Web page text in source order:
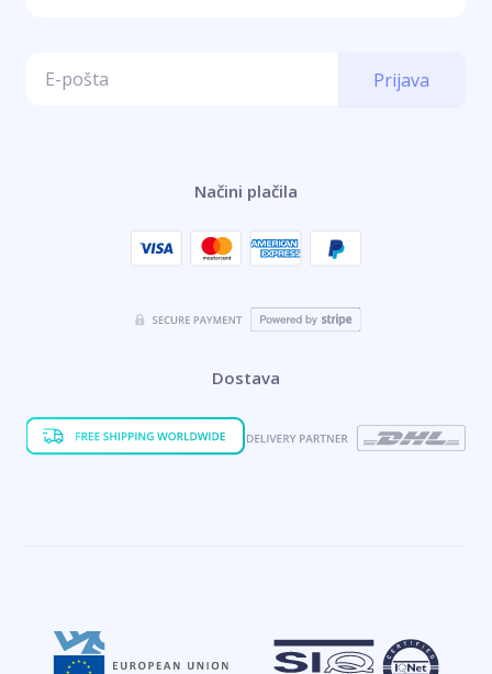
Prijava
Načini plačila
Dostava